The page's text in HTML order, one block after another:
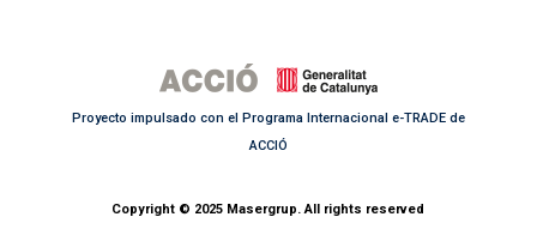
Proyecto impulsado con el Programa Internacional e-TRADE de
ACCIÓ
Copyright © 2025 Masergrup. All rights reserved